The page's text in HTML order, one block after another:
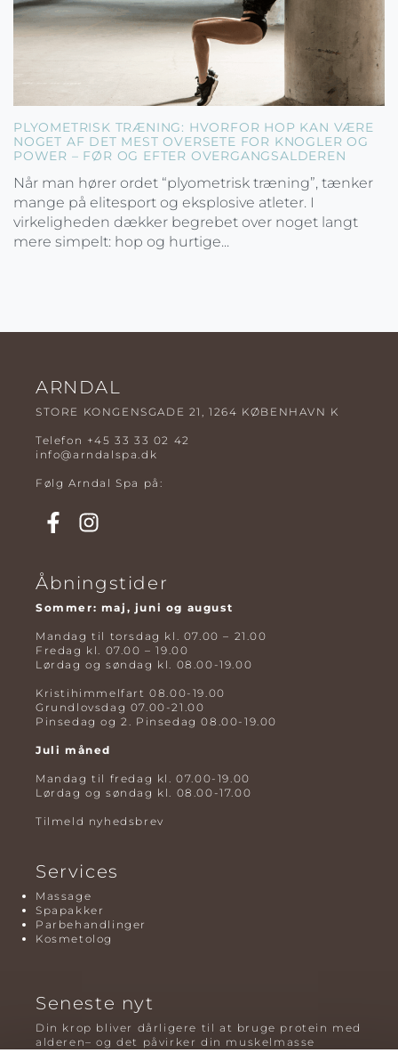
PLYOMETRISK TRÆNING: HVORFOR HOP KAN VÆRE
NOGET AF DET MEST OVERSETE FOR KNOGLER OG
POWER – FØR OG EFTER OVERGANGSALDEREN
Når man hører ordet “plyometrisk træning”, tænker
mange på elitesport og eksplosive atleter. I
virkeligheden dækker begrebet over noget langt
mere simpelt: hop og hurtige...
ARNDAL
STORE KONGENSGADE 21, 1264 KØBENHAVN K
Telefon +45 33 33 02 42
info@arndalspa.dk
Følg Arndal Spa på:
Åbningstider
Sommer: maj, juni og august
Mandag til torsdag kl. 07.00 – 21.00
Fredag kl. 07.00 – 19.00
Lørdag og søndag kl. 08.00-19.00
Kristihimmelfart 08.00-19.00
Grundlovsdag 07.00-21.00
Pinsedag og 2. Pinsedag 08.00-19.00
Juli måned
Mandag til fredag kl. 07.00-19.00
Lørdag og søndag kl. 08.00-17.00
Tilmeld nyhedsbrev
Services
Massage
Spapakker
Parbehandlinger
Kosmetolog
Seneste nyt
Din krop bliver dårligere til at bruge protein med
alderen– og det påvirker din muskelmasse